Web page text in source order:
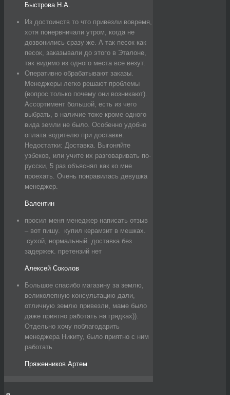
Быстрова Н.А.
Из достоинств то что привезли вовремя,
хотя понервничали утром, когда не
дозвонились сразу же. А так песок как
песок, заказывали до этого в Эталоне,
так видимо из одного места все везут.
Оперативно обрабатывают заказы.
Менеджеры легко решают проблемы
(вопрос только почему они возникают).
Ассортимент большой, есть из чего
выбрать, в наличие тоже кроме одного
вида земли не было. Особенно удобно
оплата водителю при доставке.
Недостатки: Доставка. Выгоняйте
узбеков, или учите их разговаривать по-
русски, 5 раз объяснял как ко мне
проехать. Очень понравилась девушка
менеджер.
Валентин
просил меня менеджер написать отзыв
– вот пишу. купил керамзит в мешках.
сухой, нормальный. доставка без
задержек. претензий нет
Алексей Соколов
Большое спасибо магазину за землю,
великолепную консультацию дали,
отличную землю привезли, маме было
даже приятно работать на грядках)).
Отдельно хочу поблагодарить
менеджера Никиту, было приятно с ним
работать
Пряженников Артем